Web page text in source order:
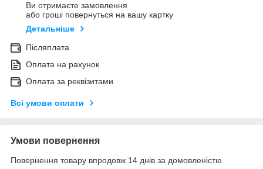
Ви отримаєте замовлення
або гроші повернуться на вашу картку
Детальніше
Післяплата
Оплата на рахунок
Оплата за реквізитами
Всі умови оплати
Умови повернення
Повернення товару впродовж 14 днів за домовленістю